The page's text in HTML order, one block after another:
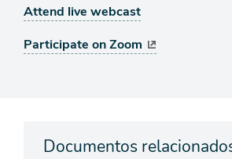
Attend live webcast
Participate on Zoom
Documentos